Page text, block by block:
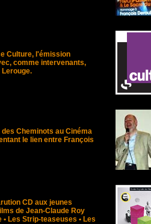
Culture, l'émission
comme intervenants,
Lerouge.
Cheminots au Cinéma
le lien entre François
CD aux jeunes
de Jean-Claude Roy
Les Strip-teaseuses • Les